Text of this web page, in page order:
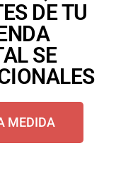
DE TU
SE
MEDIDA